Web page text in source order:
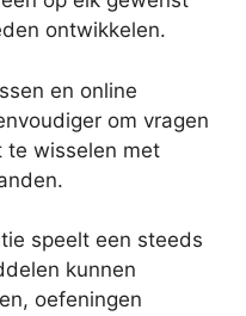
ontwikkelen.
en online
om vragen
te wisselen met
speelt een steeds
kunnen
oefeningen